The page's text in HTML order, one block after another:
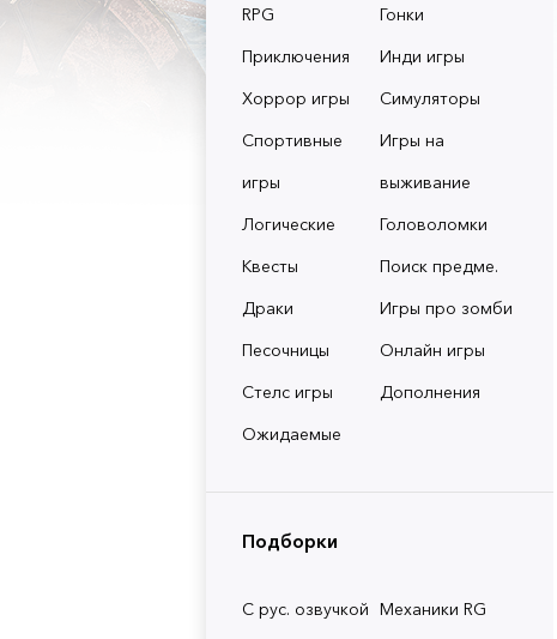
RPG
Гонки
Приключения
Инди игры
Хоррор игры
Симуляторы
Спортивные
игры
Игры на
выживание
Логические
Головоломки
Квесты
Поиск предме.
Драки
Игры про зомби
Песочницы
Онлайн игры
Стелс игры
Дополнения
Ожидаемые
Подборки
С рус. озвучкой Механики RG